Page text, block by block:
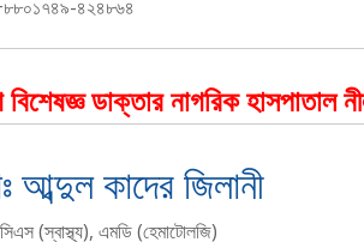
৪২৪৮৬৪
ডাক্তার নাগরিক হাসপাতাল
আব্দুল কাদের জিলানী
(স্বাস্থ্য), এমডি (হেমাটোলজি)